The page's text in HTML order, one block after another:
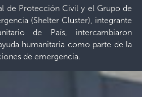
de Protección Civil y el Grupo de
(Shelter Cluster), integrante
de País, intercambiaron
humanitaria como parte de la
de emergencia.